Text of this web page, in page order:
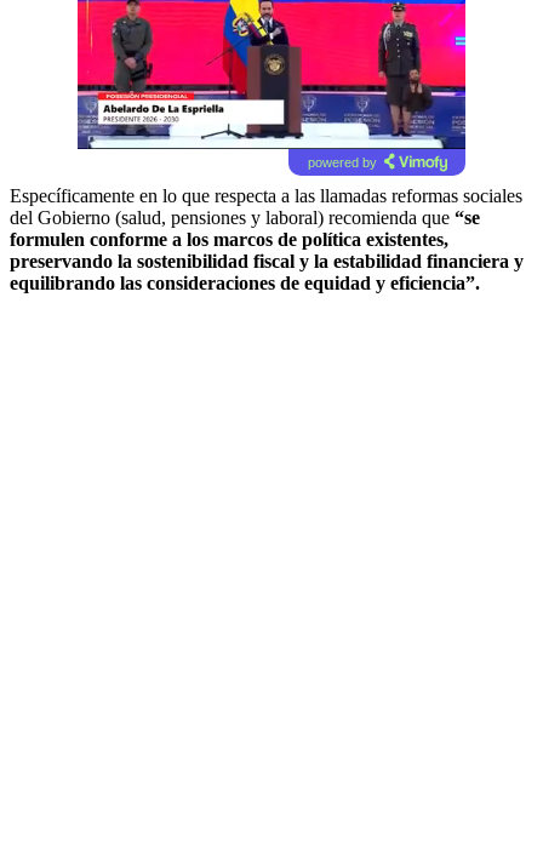
powered by
Específicamente en lo que respecta a las llamadas reformas sociales
del Gobierno (salud, pensiones y laboral) recomienda que “se
formulen conforme a los marcos de política existentes,
preservando la sostenibilidad fiscal y la estabilidad financiera y
equilibrando las consideraciones de equidad y eficiencia”.